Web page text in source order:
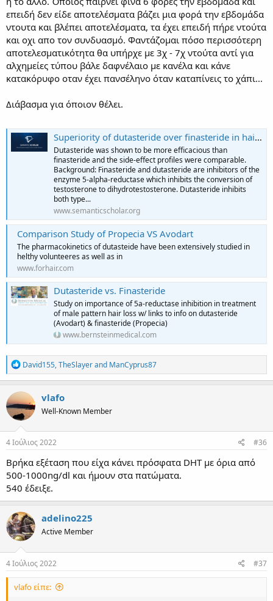
επειδή δεν είδε αποτελέσματα βάζει μια φορά την εβδομάδα
ντουτα και βλέπει αποτελέσματα, τα έχει επειδή πήρε ντούτα
και οχι απο τον συνδυασμό. Φαντάζομαι πόσο περισσότερη
αποτελεσματικότητα θα υπήρχε με 3χ - 7χ ντούτα αντί για
αλχημείες τύπου βάλε δαφνέλαιο με κανέλα και κάνε
κατακόρυφο οταν έχει πανσέληνο όταν καταπίνεις το χάπι...
Διάβασμα για όποιον θέλει.
Superiority of dutasteride over finasteride in hair regrowth and reversal of miniaturization in men with androgenetic alopecia: A randomized controlled open-label, evaluator-blinded study | Semantic Scholar
Dutasteride was shown to be more efficacious than
finasteride and the side-effect profiles were comparable.
Background: Finasteride and dutasteride are inhibitors of the
enzyme 5-alpha-reductase which inhibits the conversion of
testosterone to dihydrotestosterone. Dutasteride inhibits
both type...
www.semanticscholar.org
Comparison Study of Propecia VS Avodart
The pharmacokinetics of dutasteide have been extensively studied in
helthy volunteeres as well as in
www.forhair.com
Dutasteride vs. Finasteride
Study on importance of 5a-reductase inhibition in treatment
of male pattern hair loss w/ links to info on dutasteride
(Avodart) & finasteride (Propecia)
www.bernsteinmedical.com
R
e
a
c
t
i
o
n
s
David155,TheSlayerand ManCyprus87
vlafo
Well-Known Member
4 Ιούλιος 2022 #36
Βρήκα εξέταση που είχα κάνει πρόσφατα DHT με όρια από
500-1000ng/dl και ήμουν στα πατώματα.
540 έδειξε.
adelino225
Active Member
4 Ιούλιος 2022 #37
vlafo είπε: